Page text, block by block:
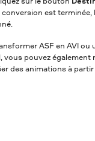
est
ASF en AVIou
pouvez également
des animations à